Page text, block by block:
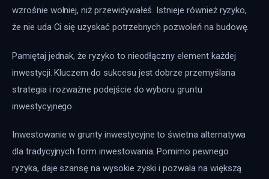
wzrośnie wolniej, niż przewidywałeś. Istnieje również ryzyko,
że nie uda Ci się uzyskać potrzebnych pozwoleń na budowę.
Pamiętaj jednak, że ryzyko to nieodłączny element każdej
inwestycji. Kluczem do sukcesu jest dobrze przemyślana
strategia i rozważne podejście do wyboru gruntu
inwestycyjnego.
Inwestowanie w grunty inwestycyjne to świetna alternatywa
dla tradycyjnych form inwestowania. Pomimo pewnego
ryzyka, daje szansę na wysokie zyski i pozwala na większą